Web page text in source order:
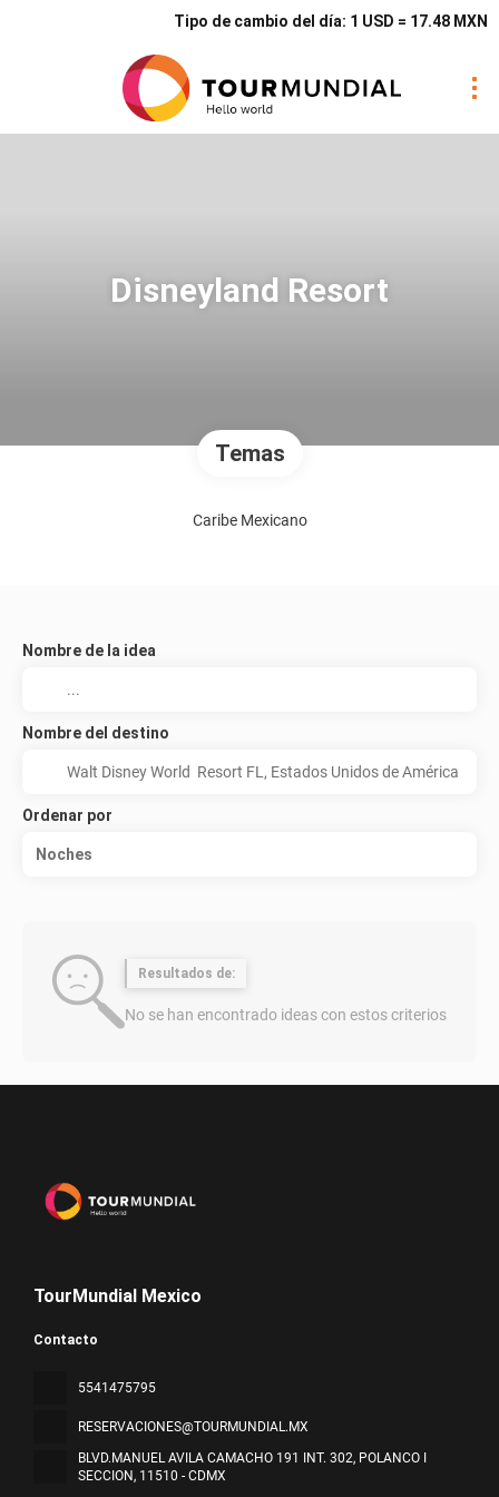
Tipo de cambio del día: 1 USD = 17.48 MXN
Disneyland Resort
Temas
Caribe Mexicano
Nombre de la idea
Nombre del destino
Ordenar por
Noches
Resultados de:
No se han encontrado ideas con estos criterios
TourMundial Mexico
Contacto
5541475795
RESERVACIONES@TOURMUNDIAL.MX
BLVD.MANUEL AVILA CAMACHO 191 INT. 302, POLANCO I
SECCION, 11510 - CDMX